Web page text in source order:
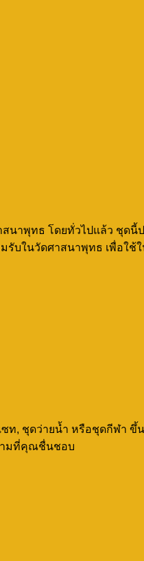
าพุทธ โดยทั่วไปแล้ว ชุด
บในวัดศาสนาพุทธ เพื่อใ
, ชุดว่ายน้ำ หรือชุดกีฬา
ามที่คุณชื่นชอบ